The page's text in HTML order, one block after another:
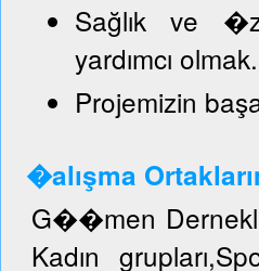
Sağlık ve
yardımcı olmak.
Projemizin
�alışma
G��men
Kadın